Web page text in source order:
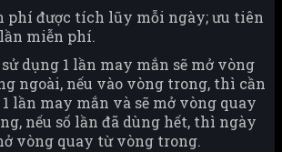
phí được tích lũy mỗi ngày; ưu tiên
miễn phí.
dụng 1 lần may mắn sẽ mở vòng
ngoài, nếu vào vòng trong, thì cần
lần may mắn và sẽ mở vòng quay
nếu số lần đã dùng hết, thì ngày
vòng quay từ vòng trong.